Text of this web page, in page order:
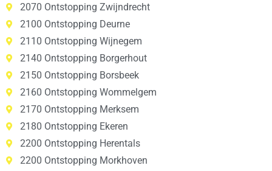
2070 Ontstopping Zwijndrecht
2100 Ontstopping Deurne
2110 Ontstopping Wijnegem
2140 Ontstopping Borgerhout
2150 Ontstopping Borsbeek
2160 Ontstopping Wommelgem
2170 Ontstopping Merksem
2180 Ontstopping Ekeren
2200 Ontstopping Herentals
2200 Ontstopping Morkhoven